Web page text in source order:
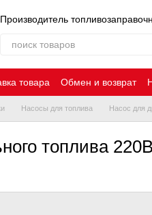
Производитель
товара Обмен и возврат
Насосы для топлива Насос для
топлива